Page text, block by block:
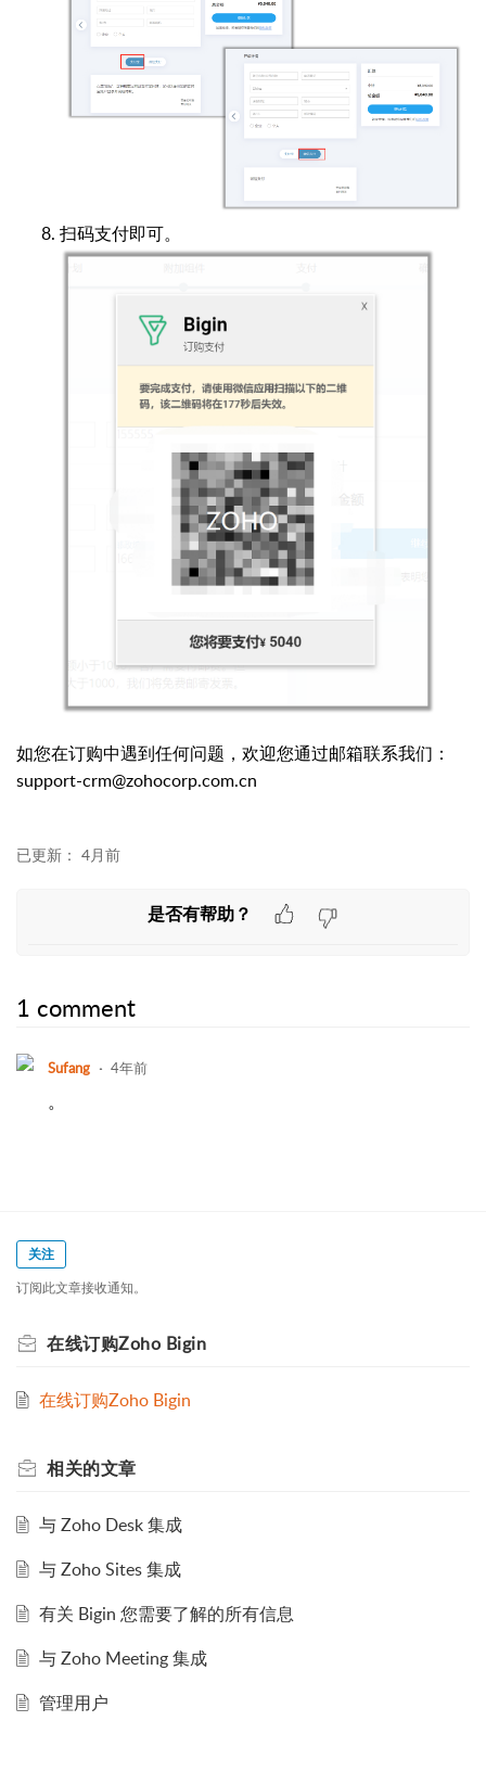
扫码支付即可。
如您在订购中遇到任何问题，欢迎您通过邮箱联系我们：
support-crm@zohocorp.com.cn
已更新： 4月前
是否有帮助？
1 comment
Sufang 4年前
。
关注
订阅此文章接收通知。
在线订购Zoho Bigin
在线订购Zoho Bigin
相关的文章
与 Zoho Desk 集成
与 Zoho Sites 集成
有关 Bigin 您需要了解的所有信息
与 Zoho Meeting 集成
管理用户